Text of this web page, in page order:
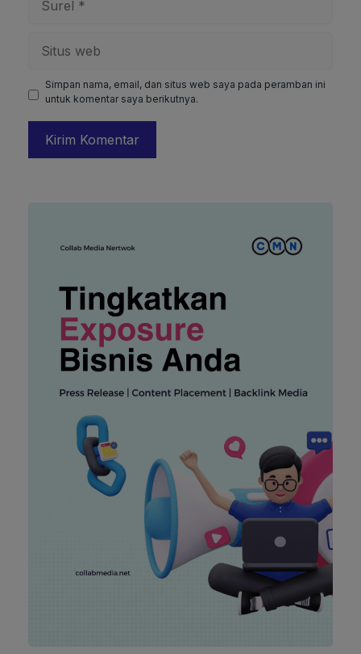
Simpan nama, email, dan situs web saya pada peramban ini
untuk komentar saya berikutnya.